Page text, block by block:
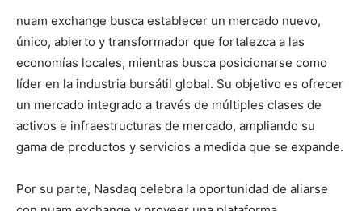
nuam exchange busca establecer un mercado nuevo,
único, abierto y transformador que fortalezca a las
economías locales, mientras busca posicionarse como
líder en la industria bursátil global. Su objetivo es ofrecer
un mercado integrado a través de múltiples clases de
activos e infraestructuras de mercado, ampliando su
gama de productos y servicios a medida que se expande.
Por su parte, Nasdaq celebra la oportunidad de aliarse